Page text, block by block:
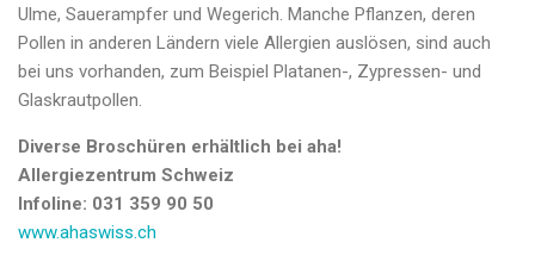
Ulme, Sauerampfer und Wegerich. Manche Pflanzen, deren
Pollen in anderen Ländern viele Allergien auslösen, sind auch
bei uns vorhanden, zum Beispiel Platanen-, Zypressen- und
Glaskrautpollen.
Diverse Broschüren erhältlich bei aha!
Allergiezentrum Schweiz
Infoline: 031 359 90 50
www.ahaswiss.ch